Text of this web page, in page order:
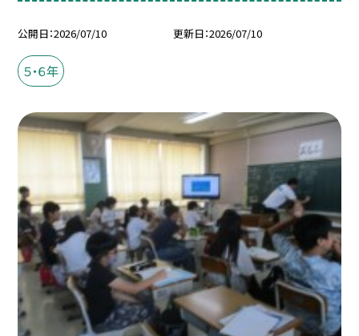
公開日 2026/07/10 更新日 2026/07/10
５・６年